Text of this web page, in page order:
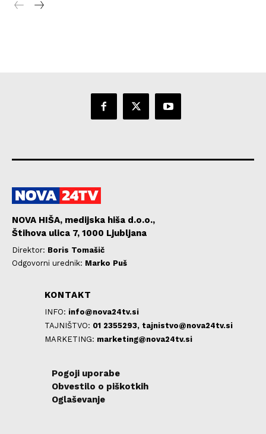
NOVA HIŠA, medijska hiša d.o.o.,
Štihova ulica 7, 1000 Ljubljana
Direktor: Boris Tomašič
Odgovorni urednik: Marko Puš
KONTAKT
INFO: info@nova24tv.si
TAJNIŠTVO: 01 2355293, tajnistvo@nova24tv.si
MARKETING: marketing@nova24tv.si
Pogoji uporabe
Obvestilo o piškotkih
Oglaševanje